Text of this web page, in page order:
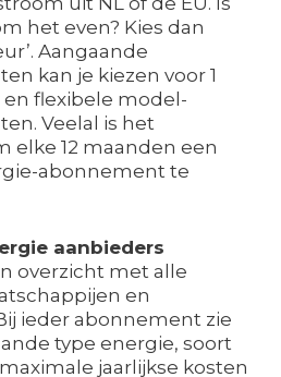
het even? Kies dan
Aangaande
kan je kiezen voor 1
en flexibele model-
Veelal is het
elke 12 maanden een
abonnement te
aanbieders
overzicht met alle
en
ieder abonnement zie
type energie, soort
jaarlijkse kosten